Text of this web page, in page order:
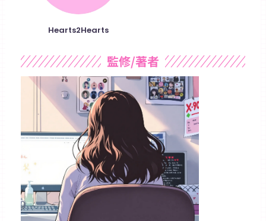
Hearts2Hearts
監修/著者